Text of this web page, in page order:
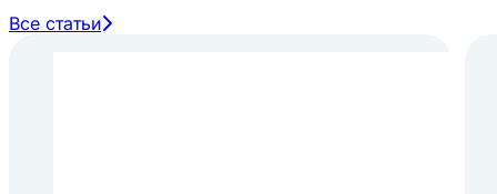
Все статьи